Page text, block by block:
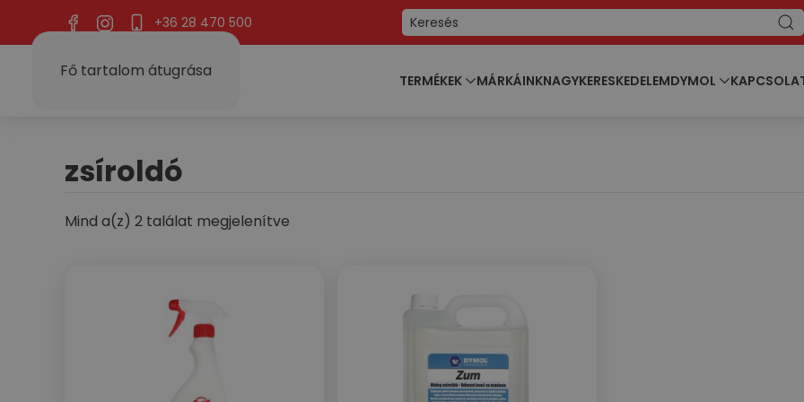
Fő tartalom átugrása
+36 28 470 500
TERMÉKEK MÁRKÁINKNAGYKERESKEDELEMDYMOL
zsíroldó
Mind a(z) 2 találat megjelenítve